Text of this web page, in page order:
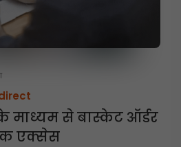
माध्यम से बास्केट ऑर्डर
एक्सेस